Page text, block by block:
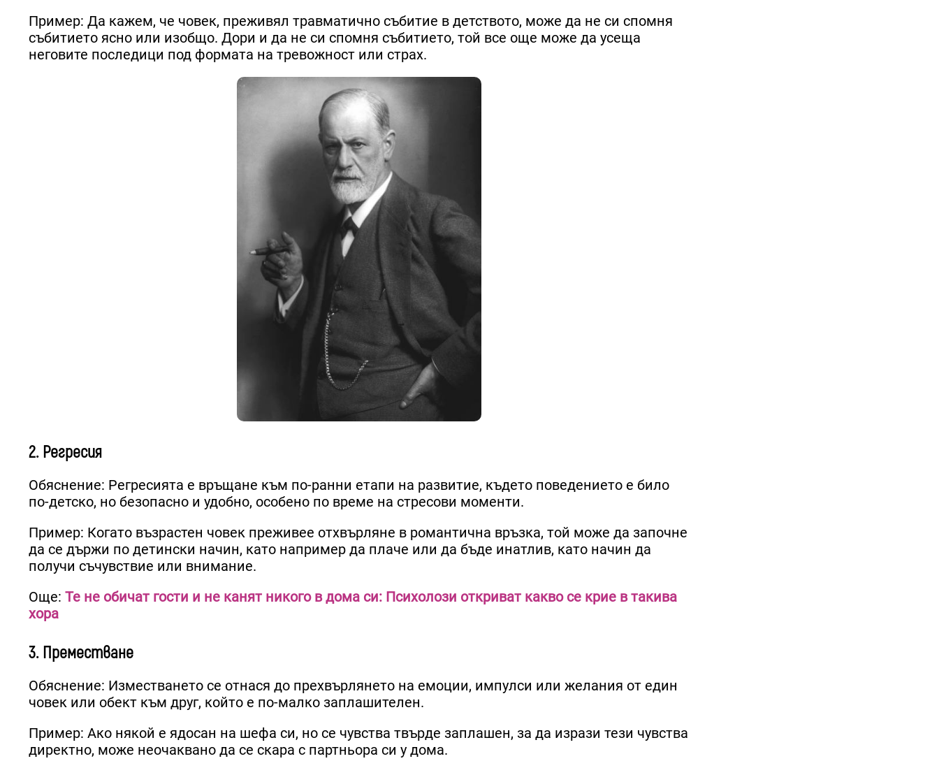
Пример: Да кажем, че човек, преживял травматично събитие в детството, може да не си спомня
събитието ясно или изобщо. Дори и да не си спомня събитието, той все още може да усеща
неговите последици под формата на тревожност или страх.
2. Регресия
Обяснение: Регресията е връщане към по-ранни етапи на развитие, където поведението е било
по-детско, но безопасно и удобно, особено по време на стресови моменти.
Пример: Когато възрастен човек преживее отхвърляне в романтична връзка, той може да започне
да се държи по детински начин, като например да плаче или да бъде инатлив, като начин да
получи съчувствие или внимание.
Още: Те не обичат гости и не канят никого в дома си: Психолози откриват какво се крие в такива
хора
3. Преместване
Обяснение: Изместването се отнася до прехвърлянето на емоции, импулси или желания от един
човек или обект към друг, който е по-малко заплашителен.
Пример: Ако някой е ядосан на шефа си, но се чувства твърде заплашен, за да изрази тези чувства
директно, може неочаквано да се скара с партньора си у дома.